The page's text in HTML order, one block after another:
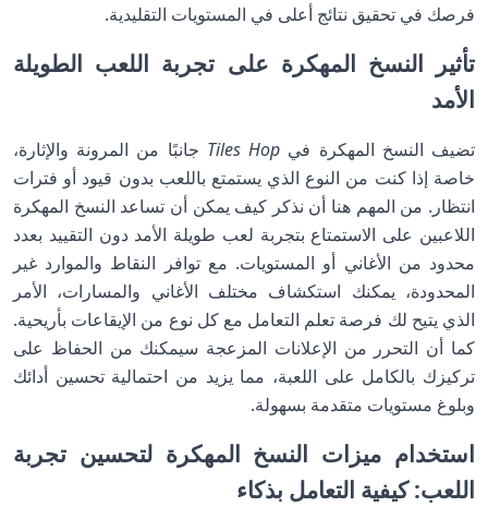
فرصك في تحقيق نتائج أعلى في المستويات التقليدية.
تأثير النسخ المهكرة على تجربة اللعب الطويلة
الأمد
تضيف النسخ المهكرة في Tiles Hop جانبًا من المرونة والإثارة،
خاصة إذا كنت من النوع الذي يستمتع باللعب بدون قيود أو فترات
انتظار. من المهم هنا أن نذكر كيف يمكن أن تساعد النسخ المهكرة
اللاعبين على الاستمتاع بتجربة لعب طويلة الأمد دون التقييد بعدد
محدود من الأغاني أو المستويات. مع توافر النقاط والموارد غير
المحدودة، يمكنك استكشاف مختلف الأغاني والمسارات، الأمر
الذي يتيح لك فرصة تعلم التعامل مع كل نوع من الإيقاعات بأريحية.
كما أن التحرر من الإعلانات المزعجة سيمكنك من الحفاظ على
تركيزك بالكامل على اللعبة، مما يزيد من احتمالية تحسين أدائك
وبلوغ مستويات متقدمة بسهولة.
استخدام ميزات النسخ المهكرة لتحسين تجربة
اللعب: كيفية التعامل بذكاء